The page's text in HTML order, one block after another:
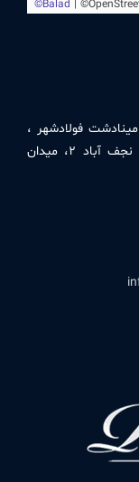
فولادشهر ،
بعد از مسکن مهر فولادشهر، شهرک صنعتی نجف آباد ۲، میدان